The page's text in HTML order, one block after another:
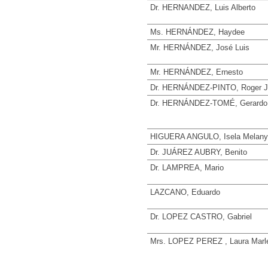
Dr. HERNANDEZ, Luis Alberto
Ms. HERNÁNDEZ, Haydee
Mr. HERNÁNDEZ, José Luis
Mr. HERNÁNDEZ, Ernesto
Dr. HERNÁNDEZ-PINTO, Roger
Dr. HERNÁNDEZ-TOMÉ, Gerardo
HIGUERA ANGULO, Isela Melany
Dr. JUÁREZ AUBRY, Benito
Dr. LAMPREA, Mario
LAZCANO, Eduardo
Dr. LOPEZ CASTRO, Gabriel
Mrs. LOPEZ PEREZ , Laura